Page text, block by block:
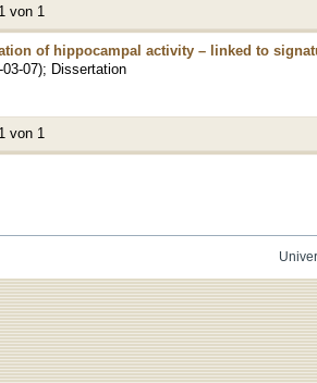
von 1
of hippocampal activity – linked to
03-07); Dissertation
von 1